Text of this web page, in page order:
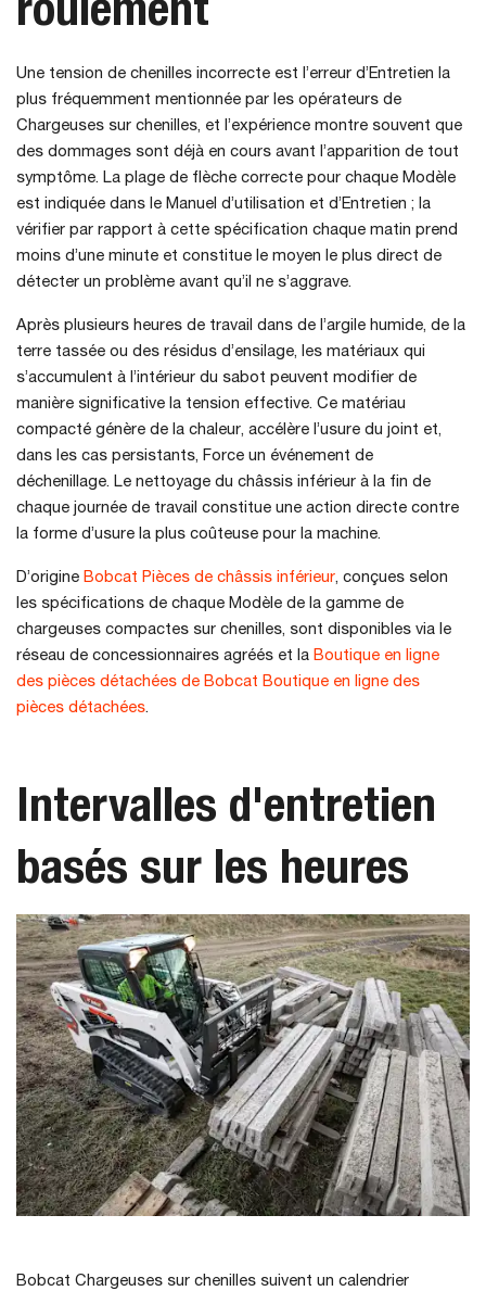
Une tension de chenilles incorrecte est l’erreur d’Entretien la
plus fréquemment mentionnée par les opérateurs de
Chargeuses sur chenilles, et l’expérience montre souvent que
des dommages sont déjà en cours avant l’apparition de tout
symptôme. La plage de flèche correcte pour chaque Modèle
est indiquée dans le Manuel d’utilisation et d’Entretien ; la
vérifier par rapport à cette spécification chaque matin prend
moins d’une minute et constitue le moyen le plus direct de
détecter un problème avant qu’il ne s’aggrave.
Après plusieurs heures de travail dans de l’argile humide, de la
terre tassée ou des résidus d’ensilage, les matériaux qui
s’accumulent à l’intérieur du sabot peuvent modifier de
manière significative la tension effective. Ce matériau
compacté génère de la chaleur, accélère l’usure du joint et,
dans les cas persistants, Force un événement de
déchenillage. Le nettoyage du châssis inférieur à la fin de
chaque journée de travail constitue une action directe contre
la forme d’usure la plus coûteuse pour la machine.
D’origine Bobcat Pièces de châssis inférieur, conçues selon
les spécifications de chaque Modèle de la gamme de
chargeuses compactes sur chenilles, sont disponibles via le
réseau de concessionnaires agréés et la Boutique en ligne
des pièces détachées de Bobcat Boutique en ligne des
pièces détachées.
Intervalles d'entretien
basés sur les heures
Bobcat Chargeuses sur chenilles suivent un calendrier